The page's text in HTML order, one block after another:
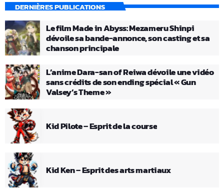
DERNIÈRES PUBLICATIONS
Le film Made in Abyss: Mezameru Shinpi
dévoile sa bande-annonce, son casting et sa
chanson principale
L’anime Dara-san of Reiwa dévoile une vidéo
sans crédits de son ending spécial « Gun
Valsey’s Theme »
Kid Pilote – Esprit de la course
Kid Ken – Esprit des arts martiaux